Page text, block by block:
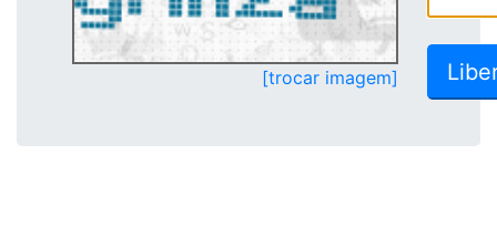
[trocar imagem]